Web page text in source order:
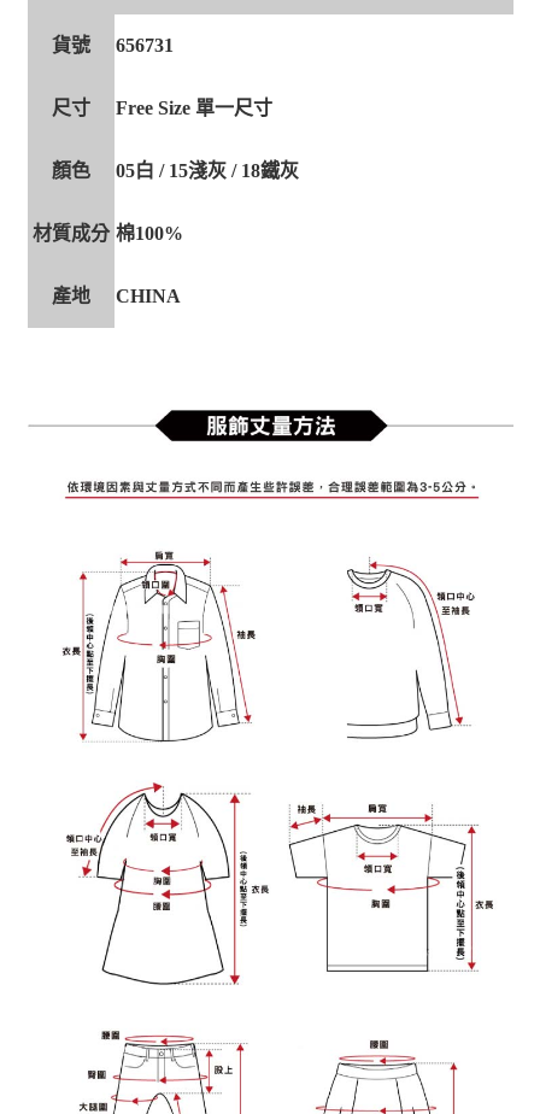
貨號 656731
尺寸 Free Size 單一尺寸
顏色 05白 / 15淺灰 / 18鐵灰
材質成分 棉100%
產地 CHINA